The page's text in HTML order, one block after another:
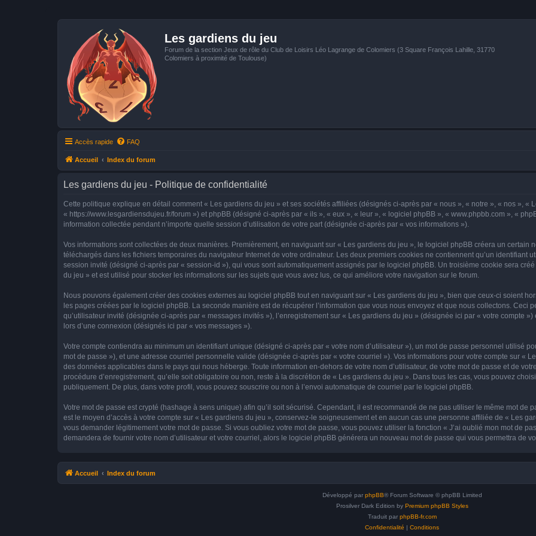
Les gardiens du jeu
Forum de la section Jeux de rôle du Club de Loisirs Léo Lagrange de Colomiers (3 Square François Lahille, 31770
Colomiers à proximité de Toulouse)
Accès rapide FAQ
Accueil Index du forum
Les gardiens du jeu - Politique de confidentialité
Cette politique explique en détail comment « Les gardiens du jeu » et ses sociétés affiliées (désignés ci-après par « nous », « notre », « nos », «
« https://www.lesgardiensdujeu.fr/forum ») et phpBB (désigné ci-après par « ils », « eux », « leur », « logiciel phpBB », « www.phpbb.com », «
information collectée pendant n’importe quelle session d’utilisation de votre part (désignée ci-après par « vos informations »).
Vos informations sont collectées de deux manières. Premièrement, en naviguant sur « Les gardiens du jeu », le logiciel phpBB créera un certain
téléchargés dans les fichiers temporaires du navigateur Internet de votre ordinateur. Les deux premiers cookies ne contiennent qu’un identifiant
session invité (désigné ci-après par « session-id »), qui vous sont automatiquement assignés par le logiciel phpBB. Un troisième cookie sera
du jeu » et est utilisé pour stocker les informations sur les sujets que vous avez lus, ce qui améliore votre navigation sur le forum.
Nous pouvons également créer des cookies externes au logiciel phpBB tout en naviguant sur « Les gardiens du jeu », bien que ceux-ci soient
les pages créées par le logiciel phpBB. La seconde manière est de récupérer l’information que vous nous envoyez et que nous collectons. Ceci
qu’utilisateur invité (désignée ci-après par « messages invités »), l’enregistrement sur « Les gardiens du jeu » (désignée ici par « votre compte
lors d’une connexion (désignés ici par « vos messages »).
Votre compte contiendra au minimum un identifiant unique (désigné ci-après par « votre nom d’utilisateur »), un mot de passe personnel utilisé
mot de passe »), et une adresse courriel personnelle valide (désignée ci-après par « votre courriel »). Vos informations pour votre compte sur «
des données applicables dans le pays qui nous héberge. Toute information en-dehors de votre nom d’utilisateur, de votre mot de passe et de
procédure d’enregistrement, qu’elle soit obligatoire ou non, reste à la discrétion de « Les gardiens du jeu ». Dans tous les cas, vous pouvez
publiquement. De plus, dans votre profil, vous pouvez souscrire ou non à l’envoi automatique de courriel par le logiciel phpBB.
Votre mot de passe est crypté (hashage à sens unique) afin qu’il soit sécurisé. Cependant, il est recommandé de ne pas utiliser le même mot de
est le moyen d’accès à votre compte sur « Les gardiens du jeu », conservez-le soigneusement et en aucun cas une personne affiliée de « Les
vous demander légitimement votre mot de passe. Si vous oubliez votre mot de passe, vous pouvez utiliser la fonction « J’ai oublié mon mot de
demandera de fournir votre nom d’utilisateur et votre courriel, alors le logiciel phpBB générera un nouveau mot de passe qui vous permettra de
Accueil Index du forum
Développé par phpBB® Forum Software © phpBB Limited
Prosilver Dark Edition by Premium phpBB Styles
Traduit par phpBB-fr.com
Confidentialité | Conditions